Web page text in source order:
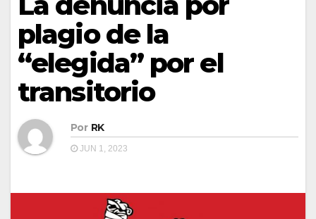
plagio de la
“elegida” por el
transitorio
Por RK
JUN 1, 2023